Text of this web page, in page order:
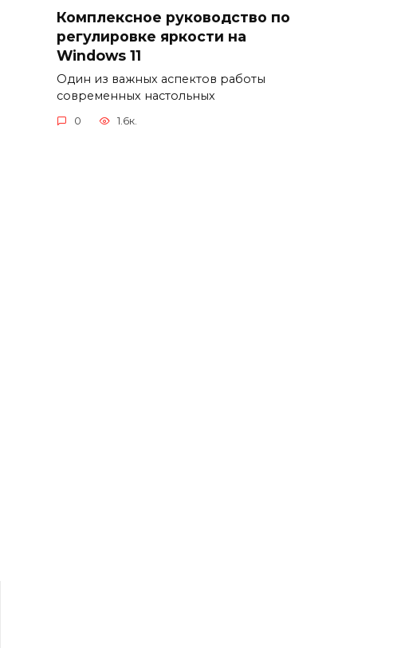
Комплексное руководство по
регулировке яркости на
Windows 11
Один из важных аспектов работы
современных настольных
0 1.6к.